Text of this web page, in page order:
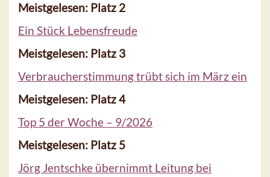
Meistgelesen: Platz 2
Ein Stück Lebensfreude
Meistgelesen: Platz 3
Verbraucherstimmung trübt sich im März ein
Meistgelesen: Platz 4
Top 5 der Woche – 9/2026
Meistgelesen: Platz 5
Jörg Jentschke übernimmt Leitung bei